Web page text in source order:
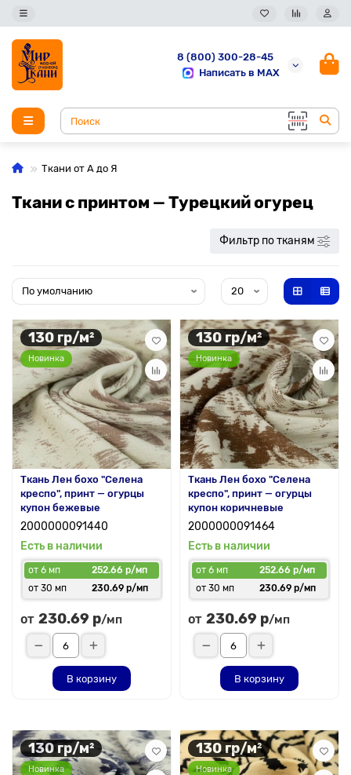
8 (800) 300-28-45
Написать в MAX
Ткани от А до Я
Ткани с принтом — Турецкий огурец
Фильтр по тканям
130 гр/м²
Новинка
Ткань Лен бохо "Селена
креспо", принт — огурцы
купон бежевые
2000000091440
Есть в наличии
от 6 мп
252.66 р/мп
от 30 мп
230.69 р/мп
от 230.69 р/мп
В корзину
130 гр/м²
Новинка
Ткань Лен бохо "Селена
креспо", принт — огурцы
купон коричневые
2000000091464
Есть в наличии
от 6 мп
252.66 р/мп
от 30 мп
230.69 р/мп
от 230.69 р/мп
В корзину
130 гр/м²
Новинка
130 гр/м²
Новинка